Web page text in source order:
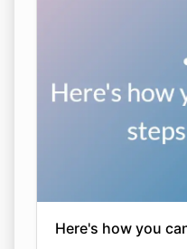
Here's how you